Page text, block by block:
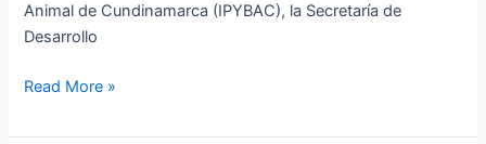
Animal de Cundinamarca (IPYBAC), la Secretaría de
Desarrollo
Read More »